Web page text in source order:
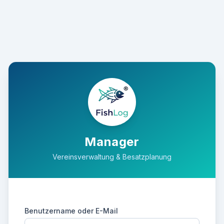
Manager
Vereinsverwaltung & Besatzplanung
Benutzername oder E-Mail